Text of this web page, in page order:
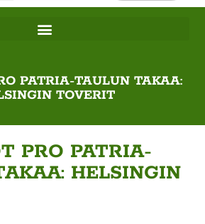
PATRIA-TAULUN TAKAA:
TOVERIT
PRO PATRIA-
HELSINGIN